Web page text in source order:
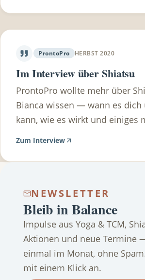
ProntoPro HERBST 2020
Im Interview über Shiatsu
ProntoPro wollte mehr über
Bianca wissen — wann es dich
kann, wie es wirkt und einiges
Zum Interview
NEWSLETTER
Bleib in Balance
Impulse aus Yoga & TCM,
Aktionen und neue Termine
einmal im Monat, ohne
mit einem Klick an.